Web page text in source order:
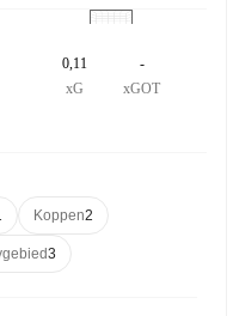
0,11
xG
-
xGOT
Koppen2
3